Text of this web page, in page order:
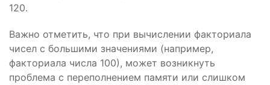
120.
Важно отметить, что при вычислении факториала
чисел с большими значениями (например,
факториала числа 100), может возникнуть
проблема с переполнением памяти или слишком